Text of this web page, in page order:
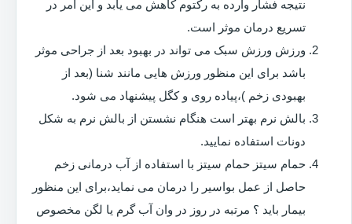
نتیجه فشار وارده به رکتوم کاهش می یابد و این امر در
تسریع درمان موثر است.
ورزش ورزش سبک می تواند در بهبود بعد از جراحی موثر
باشد برای این منظور ورزش هایی مانند شنا (بعد از
بهبودی زخم )،پیاده روی و کگل پیشنهاد می شود.
بالش نرم بهتر است هنگام نشستن از بالش نرم به شکل
دونات استفاده نمایید.
حمام سیتز حمام سیتز با استفاده از آب درمانی زخم
حاصل از عمل بواسیر را درمان می نماید،برای این منظور
بیمار باید ؟ مرتبه در روز در وان آب گرم یا لگن مخصوص